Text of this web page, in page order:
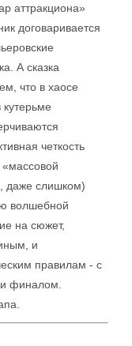
аттракциона»
договаривается
А сказка
что в хаосе
четкость
«массовой
даже слишком)
волшебной
на сюжет,
и
правилам - с
финалом.